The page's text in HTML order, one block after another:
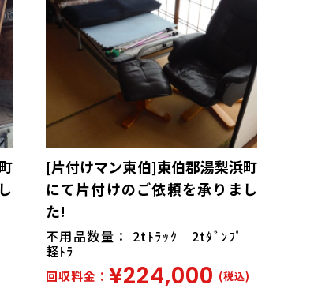
[片付けマン東伯]東伯郡湯梨浜町
にて片付けのご依頼を承りまし
た!
不用品数量： 2tﾄﾗｯｸ 2tﾀﾞﾝﾌﾟ
軽ﾄﾗ
回収料金： ¥224,000 (税込)